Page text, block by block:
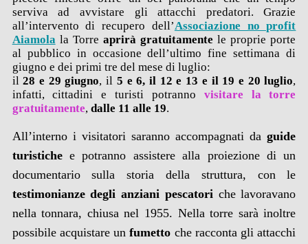
serviva ad avvistare gli attacchi predatori. Grazie
all’intervento di recupero dell’Associazione no profit
Aiamolala Torre aprirà gratuitamente le proprie porte
al pubblico in occasione dell’ultimo fine settimana di
giugno e dei primi tre del mese di luglio:
il28 e 29 giugno, il 5 e 6, il 12 e 13 e il 19 e 20 luglio,
infatti, cittadini e turisti potranno visitare la torre
gratuitamente,dalle 11 alle 19.
All’interno i visitatori saranno accompagnati daguide
turistichee potranno assistere alla proiezione di un
documentario sulla storia della struttura, con le
testimonianze degli anziani pescatoriche lavoravano
nella tonnara, chiusa nel 1955. Nella torre sarà inoltre
possibile acquistare unfumetto che racconta gli attacchi